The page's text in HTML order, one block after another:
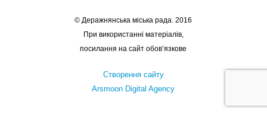
© Деражнянська міська рада. 2016
При використанні матеріалів,
посилання на сайт обов’язкове
Створення сайту
Arsmoon Digital Agency